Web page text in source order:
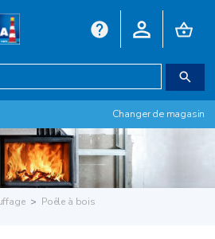
Changer de magasin
Poêle à bois